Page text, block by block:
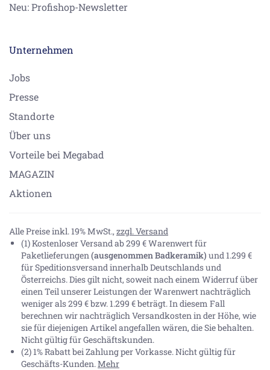
Neu: Profishop-Newsletter
Unternehmen
Jobs
Presse
Standorte
Über uns
Vorteile bei Megabad
MAGAZIN
Aktionen
Alle Preise inkl. 19% MwSt., zzgl. Versand
(1) Kostenloser Versand ab 299 € Warenwert für
Paketlieferungen(ausgenommen Badkeramik) und 1.299 €
für Speditionsversand innerhalb Deutschlands und
Österreichs. Dies gilt nicht, soweit nach einem Widerruf über
einen Teil unserer Leistungen der Warenwert nachträglich
weniger als 299 € bzw. 1.299 € beträgt. In diesem Fall
berechnen wir nachträglich Versandkosten in der Höhe, wie
sie für diejenigen Artikel angefallen wären, die Sie behalten.
Nicht gültig für Geschäftskunden.
(2) 1% Rabatt bei Zahlung per Vorkasse. Nicht gültig für
Geschäfts-Kunden.Mehr